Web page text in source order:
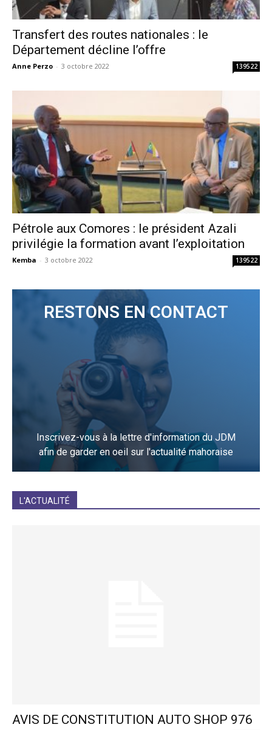
Transfert des routes nationales : le
Département décline l’offre
Anne Perzo - 3 octobre 2022 139522
Pétrole aux Comores : le président Azali
privilégie la formation avant l’exploitation
Kemba - 3 octobre 2022 139522
RESTONS EN CONTACT
Inscrivez-vous à la lettre d'information du JDM
afin de garder en oeil sur l'actualité mahoraise
L'ACTUALITÉ
AVIS DE CONSTITUTION AUTO SHOP 976